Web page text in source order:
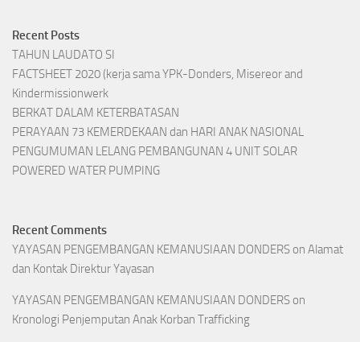
Recent Posts
TAHUN LAUDATO SI
FACTSHEET 2020 (kerja sama YPK-Donders, Misereor and
Kindermissionwerk
BERKAT DALAM KETERBATASAN
PERAYAAN 73 KEMERDEKAAN dan HARI ANAK NASIONAL
PENGUMUMAN LELANG PEMBANGUNAN 4 UNIT SOLAR
POWERED WATER PUMPING
Recent Comments
YAYASAN PENGEMBANGAN KEMANUSIAAN DONDERS on Alamat
dan Kontak Direktur Yayasan
YAYASAN PENGEMBANGAN KEMANUSIAAN DONDERS on
Kronologi Penjemputan Anak Korban Trafficking